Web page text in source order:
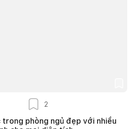
2
trong phòng ngủ đẹp với nhiều